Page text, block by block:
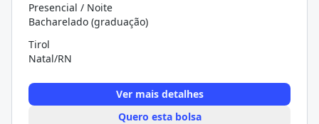
Presencial / Noite
Bacharelado (graduação)
Tirol
Natal/RN
Ver mais detalhes
Quero esta bolsa